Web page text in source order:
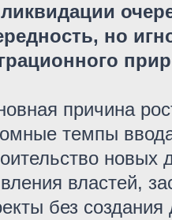
но
причина
темпы
новых
властей,
без